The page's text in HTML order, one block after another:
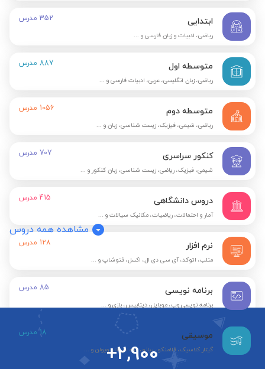
ابتدایی
ریاضی، ادبیات و زبان فارسی و ...
352 مدرس
متوسطه اول
ریاضی، زبان انگلیسی، عربی، ادبیات فارسی و ...
887 مدرس
متوسطه دوم
ریاضی، شیمی، فیزیک، زیست شناسی، زبان و ...
1056 مدرس
کنکور سراسری
شیمی، فیزیک، ریاضی، زیست شناسی، زبان کنکور و ...
707 مدرس
دروس دانشگاهی
آمار و احتمالات، ریاضیات، مکانیک سیالات و ...
415 مدرس
نرم افزار
متلب، اتوکد، آی سی دی ال، اکسل، فتوشاپ و ...
128 مدرس
برنامه نویسی
برنامه نویسی وب، موبایل، دیتابیس، بازی و ...
85 مدرس
موسیقی
گیتار کلاسیک، فلامنکو، پیانو، سه تار، تار، ویولن و ...
18 مدرس
مشاهده همه دروس
+2,900